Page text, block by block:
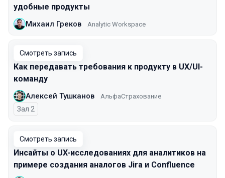
удобные продукты
Михаил Греков Analytic Workspace
Смотреть запись
Как передавать требования к продукту в UX/UI-
команду
Алексей Тушканов АльфаСтрахование
Зал 2
Смотреть запись
Инсайты о UX-исследованиях для аналитиков на
примере создания аналогов Jira и Confluence